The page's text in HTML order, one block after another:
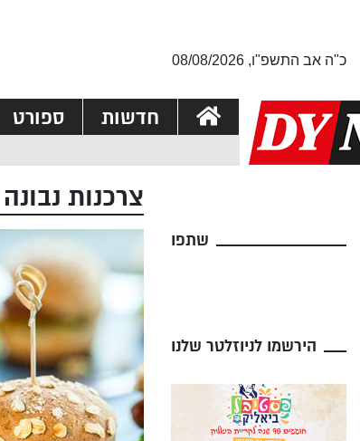
כ"ה אב התשפ"ו, 08/08/2026
חדשות ספורט
צרכנות נבונה
שתפו
הירשמו לניוזלטר שלנו